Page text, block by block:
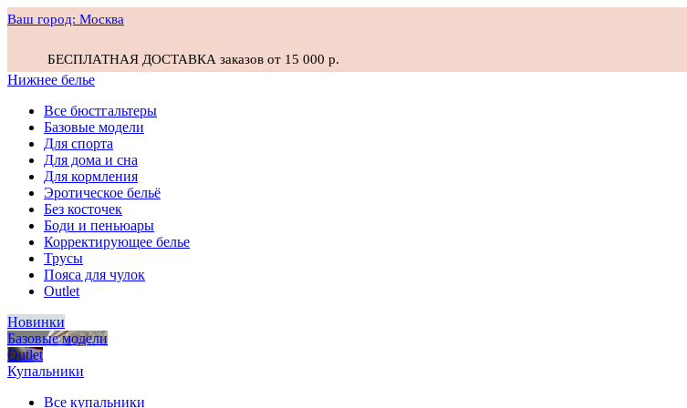
Ваш город: Москва
БЕСПЛАТНАЯ ДОСТАВКА заказов от 15 000 р.
Нижнее белье
Все бюстгальтеры
Базовые модели
Для спорта
Для дома и сна
Для кормления
Эротическое бельё
Без косточек
Боди и пеньюары
Корректирующее белье
Трусы
Пояса для чулок
Outlet
Новинки
Базовые модели
Outlet
Купальники
Все купальники